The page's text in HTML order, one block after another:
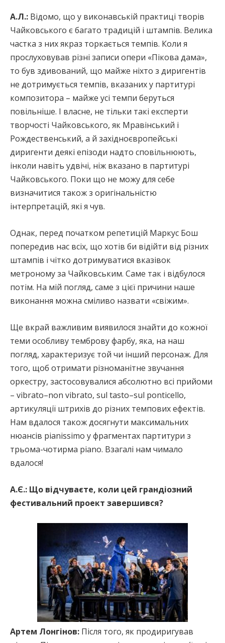
А.Л.: Відомо, що у виконавській практиці творів
Чайковського є багато традицій і штампів. Велика
частка з них якраз торкається темпів. Коли я
прослуховував різні записи опери «Пікова дама»,
то був здивований, що майже ніхто з диригентів
не дотримується темпів, вказаних у партитурі
композитора – майже усі темпи беруться
повільніше. І власне, не тільки такі експерти
творчості Чайковського, як Мравінський і
Рождественський, а й західноєвропейські
диригенти деякі епізоди надто сповільнюють,
інколи навіть удвічі, ніж вказано в партитурі
Чайковського. Поки що не можу для себе
визначитися також з оригінальністю
інтерпретацій, які я чув.
Однак, перед початком репетицій Маркус Бош
попередив нас всіх, що хотів би відійти від різних
штампів і чітко дотримуватися вказівок
метроному за Чайковським. Саме так і відбулося
потім. На мій погляд, саме з цієї причини наше
виконання можна сміливо назвати «свіжим».
Ще вкрай важливим виявилося знайти до кожної
теми особливу темброву фарбу, яка, на наш
погляд, характеризує той чи інший персонаж. Для
того, щоб отримати різноманітне звучання
оркестру, застосовувалися абсолютно всі прийоми
– vibrato–non vibrato, sul tasto–sul ponticello,
артикуляції штрихів до різних темпових ефектів.
Нам вдалося також досягнути максимальних
нюансів pianissimo у фрагментах партитури з
трьома-чотирма piano. Взагалі нам чимало
вдалося!
А.Є.: Що відчуваєте, коли цей грандіозний
фестивальний проект завершився?
Артем Лонгінов: Після того, як продиригував